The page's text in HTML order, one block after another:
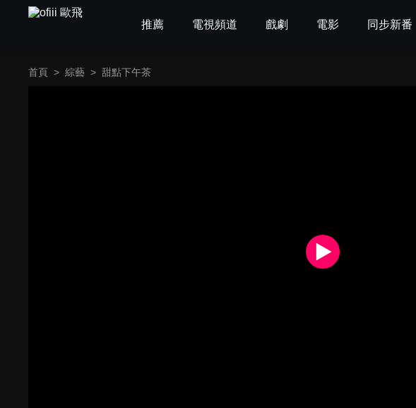
推薦 電視頻道 戲劇 電影 同步新番
首頁 > 綜藝 > 甜點下午茶